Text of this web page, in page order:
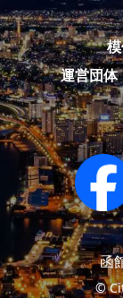
運営団体
函
©